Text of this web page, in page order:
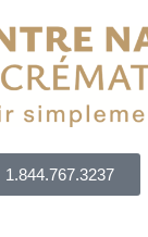
1.844.767.3237